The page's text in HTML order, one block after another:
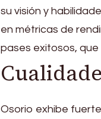
su visión y
en métricas de
pases exitosos,
Osorio exhibe